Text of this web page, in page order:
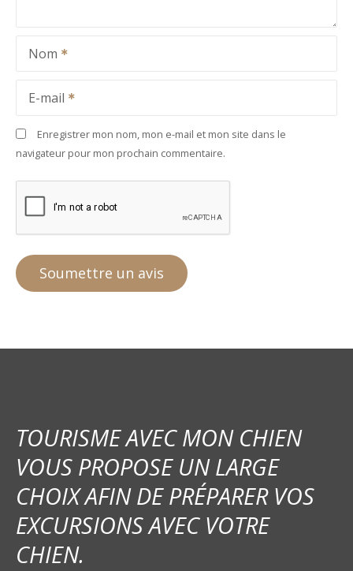
Nom
E-mail
Enregistrer mon nom, mon e-mail et mon site dans le
navigateur pour mon prochain commentaire.
TOURISME AVEC MON CHIEN
VOUS PROPOSE UN LARGE
CHOIX AFIN DE PRÉPARER VOS
EXCURSIONS AVEC VOTRE
CHIEN.